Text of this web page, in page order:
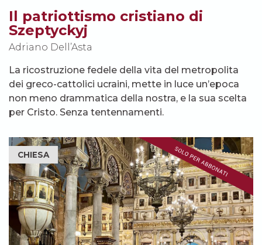
Il patriottismo cristiano di
Szeptyckyj
Adriano Dell’Asta
La ricostruzione fedele della vita del metropolita
dei greco-cattolici ucraini, mette in luce un’epoca
non meno drammatica della nostra, e la sua scelta
per Cristo. Senza tentennamenti.
CHIESA